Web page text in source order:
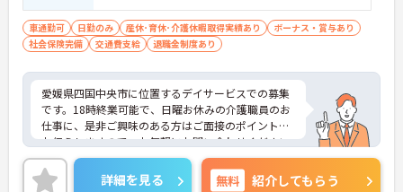
車通勤可 日勤のみ 産休･育休･介護休暇取得実績あり
ボーナス・賞与あり
社会保険完備
交通費支給 退職金制度あり
愛媛県四国中央市に位置するデイサービスでの募集
です。18時終業可能で、日曜お休みの介護職員のお
仕事に、是非ご興味のある方はご面接のポイントを
お伝えしますので、お気軽にお問い合わせください
♪
詳細を見る 無料 紹介してもらう